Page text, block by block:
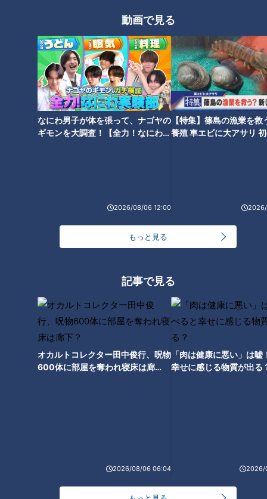
動画で見る
なにわ男子が体を張って、ナゴヤの
ギモンを大調査！【全力！なにわ実
2026/08/06 12:00
【特集】篠島の漁業を救
養殖 車エビに大アサリ
もっと見る
記事で見る
オカルトコレクター田中俊行、呪物
600体に部屋を奪われ寝床は廊
2026/08/06 06:04
「肉は健康に悪い」は嘘
幸せに感じる物質が出る
2026/
1個貰えるとありがたい、4番を何とか歩かせて5番でゲッツー
取れたら凌げる、などいろいろ考えながら目の前のバッターと
対峙したそうです。
吉見「バントしてくれてゲッツー取れたらラッキー。というこ
とは右のインハイ投げてみようかなとかって考えてたら、もう
肘が下がって、ケツが落ちてるのなんか忘れてるんですよ」
吉見「結局、集中したことで気持ちと身体が乗るんですよ」
吉見「柳投手は、今年バッターにすごい向かって行ってるじゃ
ないですか」
今までの柳投手は丁寧に自分のボールを投げていたものの、際